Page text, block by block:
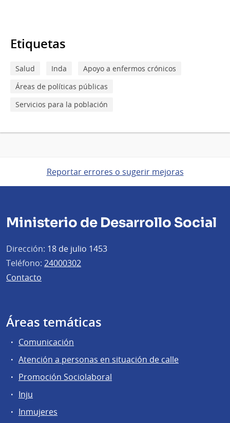
Etiquetas
Salud Inda
Apoyo a enfermos crónicos
Áreas de políticas públicas
Servicios para la población
Reportar errores o sugerir mejoras
Ministerio de Desarrollo Social
Dirección: 18 de julio 1453
Teléfono: 24000302
Contacto
Áreas temáticas
Comunicación
Atención a personas en situación de calle
Promoción Sociolaboral
Inju
Inmujeres